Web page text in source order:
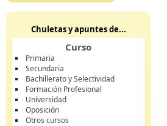
Chuletas y apuntes de...
Curso
Primaria
Secundaria
Bachillerato y Selectividad
Formación Profesional
Universidad
Oposición
Otros cursos